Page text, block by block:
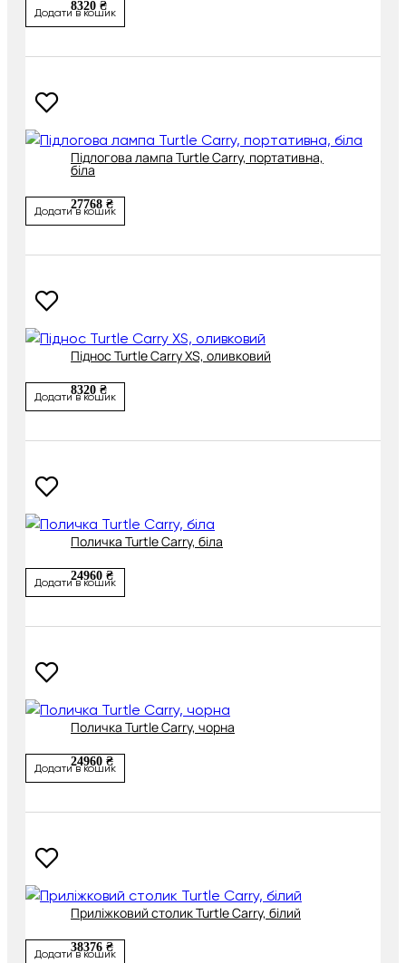
8320 ₴
Додати в кошик
Підлогова лампа Turtle Carry, портативна,
біла
27768 ₴
Додати в кошик
Піднос Turtle Carry XS, оливковий
8320 ₴
Додати в кошик
Поличка Turtle Carry, біла
24960 ₴
Додати в кошик
Поличка Turtle Carry, чорна
24960 ₴
Додати в кошик
Приліжковий столик Turtle Carry, білий
38376 ₴
Додати в кошик